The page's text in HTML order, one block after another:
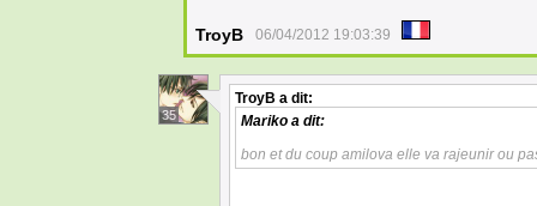
TroyB 06/04/2012 19:03:39
35
TroyB a dit:
Mariko a dit:
bon et du coup amilova elle va rajeunir ou